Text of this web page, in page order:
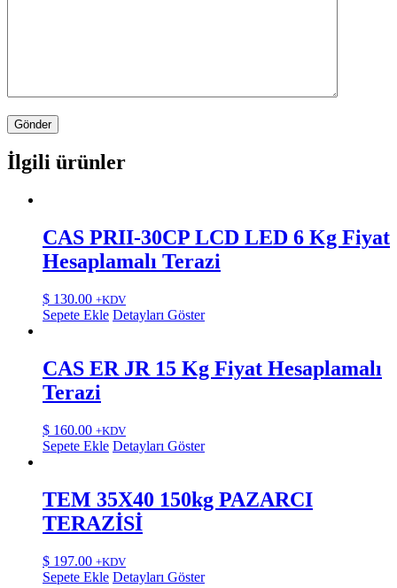
İlgili ürünler
CAS PRII-30CP LCD LED 6 Kg Fiyat
Hesaplamalı Terazi
$ 130.00 +KDV
Sepete Ekle Detayları Göster
CAS ER JR 15 Kg Fiyat Hesaplamalı
Terazi
$ 160.00 +KDV
Sepete Ekle Detayları Göster
TEM 35X40 150kg PAZARCI
TERAZİSİ
$ 197.00 +KDV
Sepete Ekle Detayları Göster